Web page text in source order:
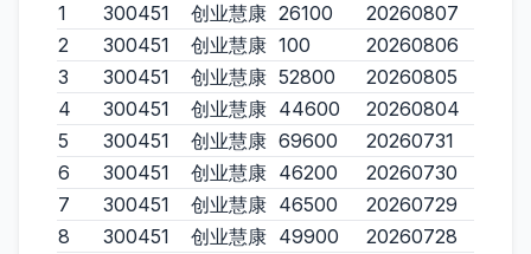
1
300451 创业慧康 26100
20260807
2
300451 创业慧康 100
20260806
3
300451 创业慧康 52800
20260805
4
300451 创业慧康 44600
20260804
5
300451 创业慧康 69600
20260731
6
300451 创业慧康 46200
20260730
7
300451 创业慧康 46500
20260729
8
300451 创业慧康 49900
20260728